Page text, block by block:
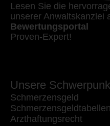
Lesen Sie die
unserer Anwaltskanzlei
Bewertungsportal
Proven-Expert!
Unsere
Schmerzensgeld
Schmerzensgeldtabellen
Arzthaftungsrecht